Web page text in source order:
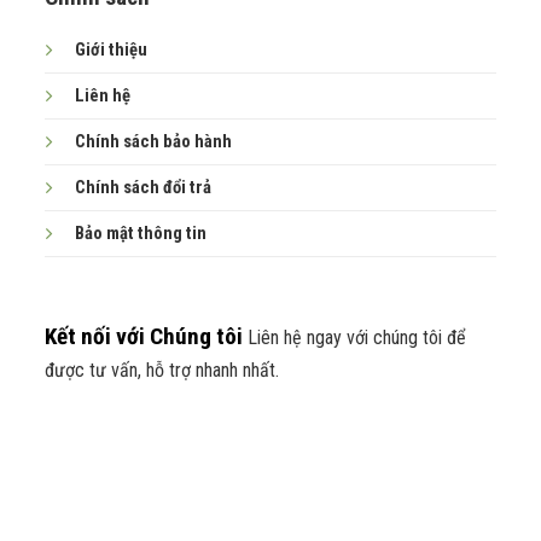
Pin lithium tối ưu
điều chỉnh chế độ di chuyển.
Giới thiệu
Liên hệ
Chính sách bảo hành
Chính sách đổi trả
Bảo mật thông tin
Kết nối với Chúng tôi Liên hệ ngay với chúng tôi để
được tư vấn, hỗ trợ nhanh nhất.